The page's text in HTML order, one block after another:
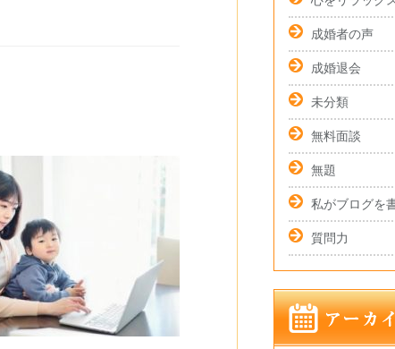
成婚者の声
成婚退会
未分類
無料面談
無題
私がブログを
質問力